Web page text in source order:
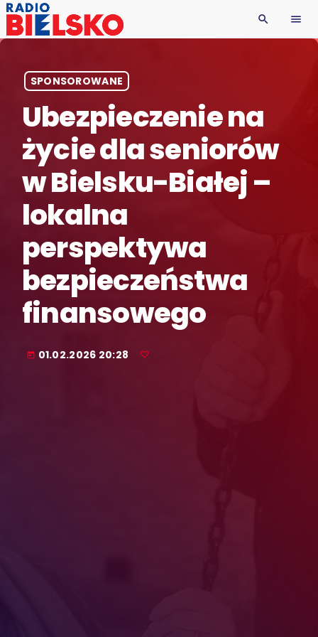
search menu
SPONSOROWANE
Ubezpieczenie na
życie dla seniorów
w Bielsku-Białej –
lokalna
perspektywa
bezpieczeństwa
finansowego
today 01.02.2026 20:28